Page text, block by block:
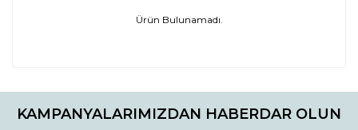
Ürün Bulunamadı.
KAMPANYALARIMIZDAN HABERDAR OLUN